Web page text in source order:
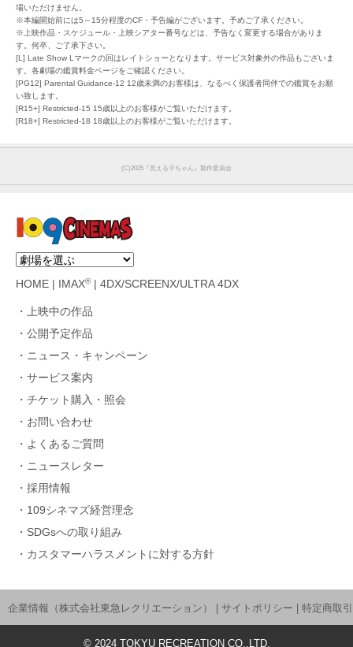
場いただけません。
※本編開始前には5～15分程度のCF・予告編がございます。予めご了承ください。
※上映作品・スケジュール・上映シアター番号などは、予告なく変更する場合がありま
す。何卒、ご了承下さい。
[L] Late Show Lマークの回はレイトショーとなります。サービス対象外の作品もございま
す。各劇場の鑑賞料金ページをご確認ください。
[PG12] Parental Guidance-12 12歳未満のお客様は、なるべく保護者同伴での鑑賞をお願
い致します。
[R15+] Restricted-15 15歳以上のお客様がご覧いただけます。
[R18+] Restricted-18 18歳以上のお客様がご覧いただけます。
(C)2025『見える子ちゃん』製作委員会
HOME IMAX®| 4DX/SCREENX/ULTRA 4DX
上映中の作品
公開予定作品
ニュース・キャンペーン
サービス案内
チケット購入・照会
お問い合わせ
よくあるご質問
ニュースレター
採用情報
109シネマズ経営理念
SDGsへの取り組み
カスタマーハラスメントに対する方針
企業情報（株式会社東急レクリエーション） サイトポリシー 特定商取
© 2024TOKYU RECREATION CO.,LTD.